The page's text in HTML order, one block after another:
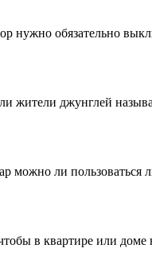
нужно обязательно
жители джунглей
можно ли пользоваться
в квартире или доме